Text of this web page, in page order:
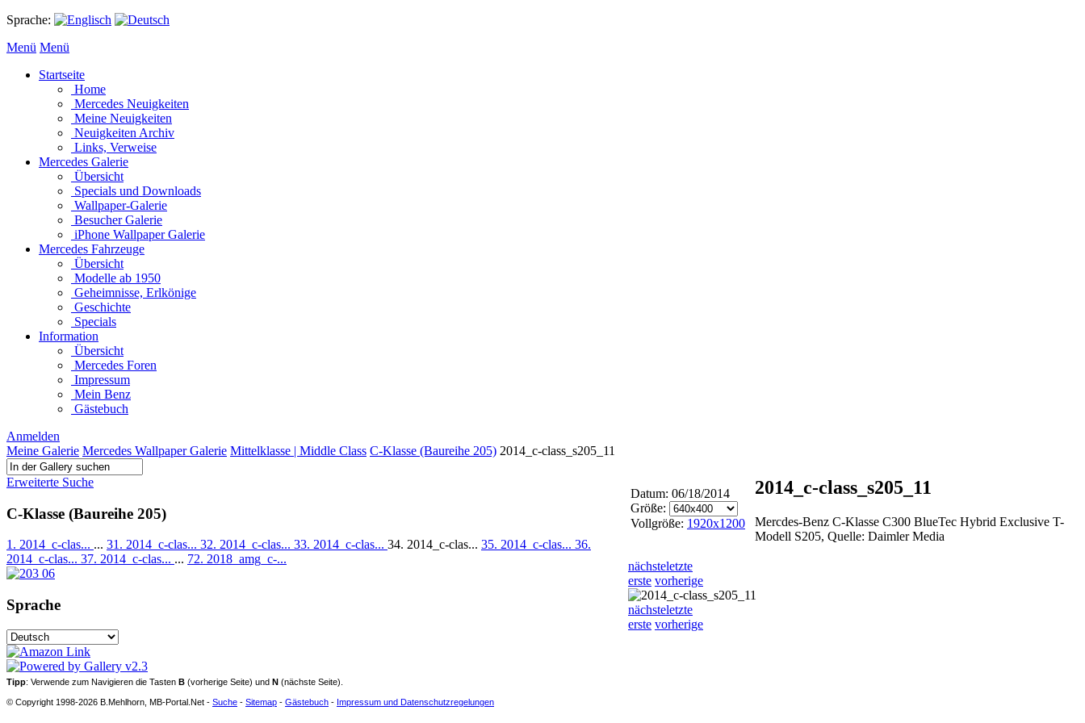
Sprache:
Menü Menü
Startseite
Home
Mercedes Neuigkeiten
Meine Neuigkeiten
Neuigkeiten Archiv
Links, Verweise
Mercedes Galerie
Übersicht
Specials und Downloads
Wallpaper-Galerie
Besucher Galerie
iPhone Wallpaper Galerie
Mercedes Fahrzeuge
Übersicht
Modelle ab 1950
Geheimnisse, Erlkönige
Geschichte
Specials
Information
Übersicht
Mercedes Foren
Impressum
Mein Benz
Gästebuch
Anmelden
Meine Galerie Mercedes Wallpaper Galerie Mittelklasse | Middle Class C-Klasse (Baureihe 205) 2014_c-class_s205_11
Erweiterte Suche
C-Klasse (Baureihe 205)
1. 2014_c-clas... ... 31. 2014_c-clas... 32. 2014_c-clas... 33. 2014_c-clas... 34. 2014_c-clas... 35. 2014_c-clas... 36.
2014_c-clas... 37. 2014_c-clas... ... 72. 2018_amg_c-...
Sprache
Datum: 06/18/2014
Größe:
Vollgröße: 1920x1200
2014_c-class_s205_11
Mercdes-Benz C-Klasse C300 BlueTec Hybrid Exclusive T-
Modell S205, Quelle: Daimler Media
nächsteletzte
erste vorherige
nächsteletzte
erste vorherige
Tipp: Verwende zum Navigieren die Tasten B (vorherige Seite) und N (nächste Seite).
© Copyright 1998-2026 B.Mehlhorn, MB-Portal.Net - Suche - Sitemap - Gästebuch - Impressum und Datenschutzregelungen